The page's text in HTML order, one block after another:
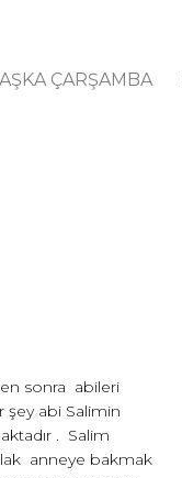
ÇARŞAMBA
sonra abileri
şey abi Salimin
. Salim
anneye bakmak